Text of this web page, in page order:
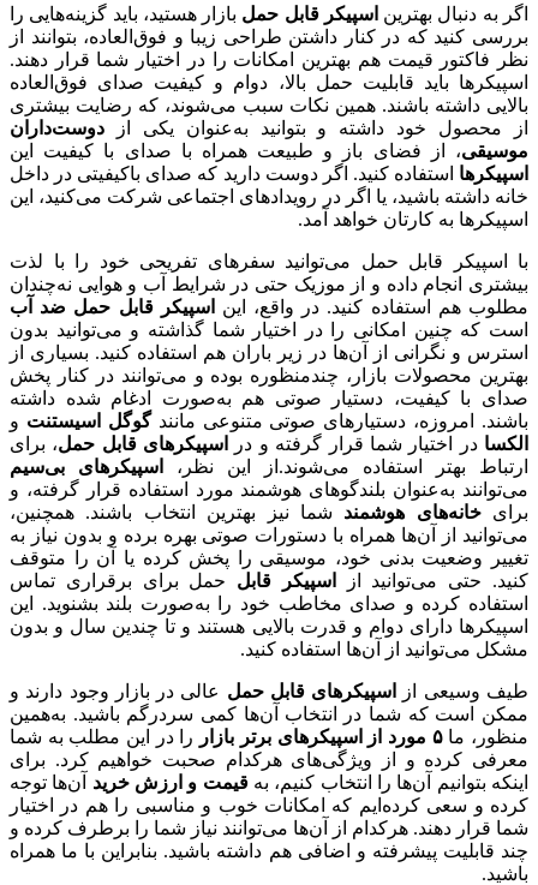
اگر به دنبال بهترین اسپیکر قابل حمل بازار هستید، باید گزینه‌هایی را
بررسی کنید که در کنار داشتن طراحی زیبا و فوق‌العاده، بتوانند از
نظر فاکتور قیمت هم بهترین امکانات را در اختیار شما قرار دهند.
اسپیکرها باید قابلیت حمل بالا، دوام و کیفیت صدای فوق‌العاده
بالایی داشته باشند. همین نکات سبب می‌شوند، که رضایت بیشتری
از محصول خود داشته و بتوانید به‌عنوان یکی از دوست‌داران
موسیقی، از فضای باز و طبیعت همراه با صدای با کیفیت این
اسپیکرها استفاده کنید. اگر دوست دارید که صدای باکیفیتی در داخل
خانه داشته باشید، یا اگر در رویدادهای اجتماعی شرکت می‌کنید، این
اسپیکرها به کارتان خواهد آمد.
با اسپیکر قابل حمل می‌توانید سفرهای تفریحی خود را با لذت
بیشتری انجام داده و از موزیک حتی در شرایط آب و هوایی نه‌چندان
مطلوب هم استفاده کنید. در واقع، این اسپیکر قابل حمل ضد آب
است که چنین امکانی را در اختیار شما گذاشته و می‌توانید بدون
استرس و نگرانی از آن‌ها در زیر باران هم استفاده کنید. بسیاری از
بهترین محصولات بازار، چندمنظوره بوده و می‌توانند در کنار پخش
صدای با کیفیت، دستیار صوتی هم به‌صورت ادغام شده‌ داشته
باشند. امروزه، دستیارهای صوتی متنوعی مانندگوگل اسیستنت و
الکسا در اختیار شما قرار گرفته و در اسپیکرهای قابل حمل، برای
ارتباط بهتر استفاده می‌شوند.از این نظر،
اسپیکرهای بی‌سیم
می‌توانند به‌عنوان بلندگوهای هوشمند مورد استفاده قرار گرفته، و
برایخانه‌های هوشمند شما نیز بهترین انتخاب باشند. همچنین،
می‌توانید از آن‌ها همراه با دستورات صوتی بهره برده و بدون نیاز به
تغییر وضعیت بدنی خود، موسیقی را پخش کرده یا آن را متوقف
کنید. حتی می‌توانید از
اسپیکر قابل حمل برای برقراری تماس
استفاده کرده و صدای مخاطب خود را به‌صورت بلند بشنوید. این
اسپیکرها دارای دوام و قدرت بالایی هستند و تا چندین سال و بدون
مشکل می‌توانید از آن‌ها استفاده کنید.
طیف وسیعی از اسپیکرهای قابل حمل عالی در بازار وجود دارند و
ممکن است که شما در انتخاب آن‌ها کمی سردرگم باشید. به‌همین
منظور، ما۵ مورد از اسپیکرهای برتر بازار
را در این مطلب به شما
معرفی کرده و از ویژگی‌های هرکدام صحبت خواهیم کرد. برای
اینکه بتوانیم آن‌ها را انتخاب کنیم، بهقیمت و ارزش خرید آن‌ها توجه
کرده و سعی کرده‌ایم که امکانات خوب و مناسبی را هم در اختیار
شما قرار دهند. هرکدام از آن‌ها می‌توانند نیاز شما را برطرف کرده و
چند قابلیت پیشرفته و اضافی هم داشته باشید. بنابراین با ما همراه
باشید.